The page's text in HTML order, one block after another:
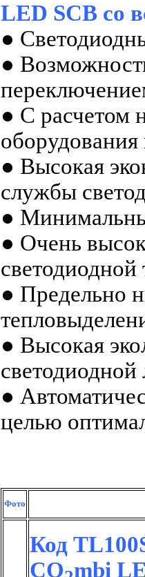
LED SCB со
●
●
● С расчетом
оборудования
● Высокая
службы
●
● Очень
светодиодной
● Предельно
● Высокая
светодиодной
●
целью
Фото
Код
CO mbi